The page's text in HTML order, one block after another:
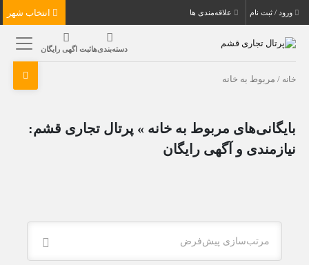
ورود / ثبت نام علاقه‌مندی ها
دسته‌بندی‌هاثبت اگهی رایگان
خانه / مربوط به خانه
بایگانی‌های مربوط به خانه » پرتال تجاری قشم:
نیازمندی و آگهی رایگان
مرتب‌سازی پیش‌فرض